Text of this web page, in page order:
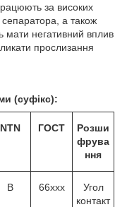
за високих
сепаратора, а також
мати негативний вплив
прослизання
(суфікс):
NTN ГОСТ
Розши
фрува
ння
В 66ххх
Угол
контакт